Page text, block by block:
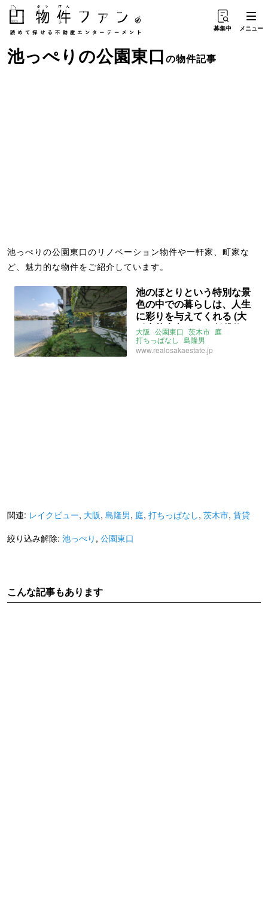
募集中 メニュー
池っぺり の公園東口の物件記事
池っぺりの公園東口のリノベーション物件や一軒家、町家な
ど、魅力的な物件をご紹介しています。
池のほとりという特別な景
色の中での暮らしは、人生
に彩りを与えてくれる (大
阪府茨木市42㎡の賃貸物
件)
大阪 公園東口 茨木市 庭
打ちっぱなし 島隆男
レイクビュー 池っぺり
www.realosakaestate.jp
関連: レイクビュー, 大阪, 島隆男, 庭, 打ちっぱなし, 茨木市, 賃貸
絞り込み解除: 池っぺり , 公園東口
こんな記事もあります